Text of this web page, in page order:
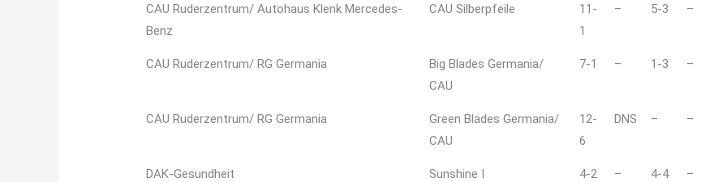
CAU Ruderzentrum/ Autohaus Klenk Mercedes-
Benz
CAU Silberpfeile
11-
1
– 5-3 –
CAU Ruderzentrum/ RG Germania
Big Blades Germania/
CAU
7-1 – 1-3 –
CAU Ruderzentrum/ RG Germania
Green Blades Germania/
CAU
12-
6
DNS – –
DAK-Gesundheit Sunshine I 4-2 – 4-4 –